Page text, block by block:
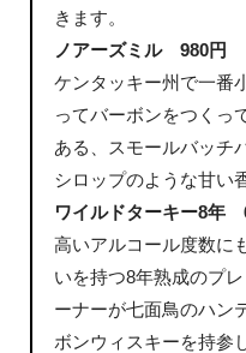
きます。
ノアーズミル 980円
ケンタッキー州で一番
ってバーボンをつくっ
ある、スモールバッチ
シロップのような甘い
ワイルドターキー8年
高いアルコール度数に
いを持つ8年熟成のプ
ーナーが七面鳥のハン
ボンウィスキーを持参